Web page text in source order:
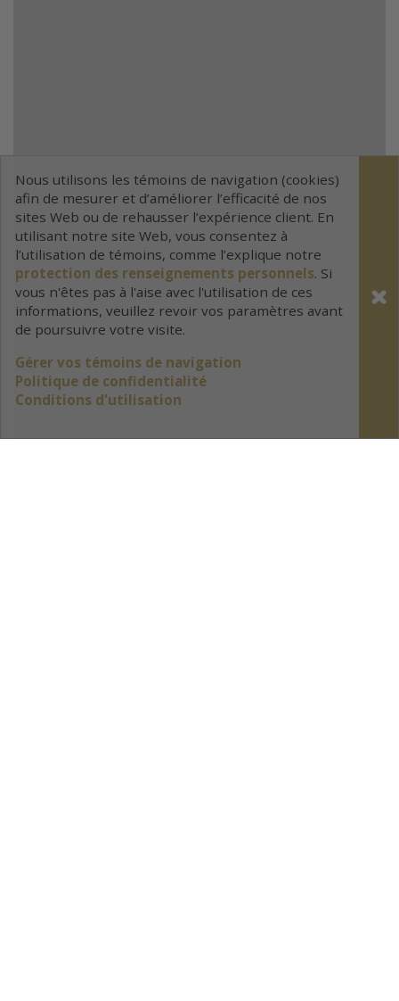
Nous utilisons les témoins de navigation (cookies)
afin de mesurer et d’améliorer l’efficacité de nos
sites Web ou de rehausser l’expérience client. En
utilisant notre site Web, vous consentez à
l’utilisation de témoins, comme l’explique notre
protection des renseignements personnels. Si
vous n'êtes pas à l'aise avec l'utilisation de ces
informations, veuillez revoir vos paramètres avant
de poursuivre votre visite.
Gérer vos témoins de navigation
Politique de confidentialité
Conditions d'utilisation